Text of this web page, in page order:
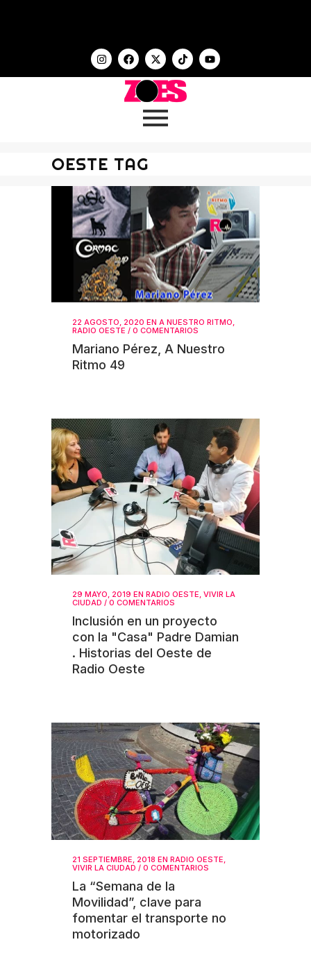
OESTE TAG
22 AGOSTO, 2020 EN A NUESTRO RITMO,
RADIO OESTE / 0 COMENTARIOS
Mariano Pérez, A Nuestro
Ritmo 49
29 MAYO, 2019 EN RADIO OESTE, VIVIR LA
CIUDAD / 0 COMENTARIOS
Inclusión en un proyecto
con la "Casa" Padre Damian
. Historias del Oeste de
Radio Oeste
21 SEPTIEMBRE, 2018 EN RADIO OESTE
VIVIR LA CIUDAD / 0 COMENTARIOS
La “Semana de la
Movilidad”, clave para
fomentar el transporte no
motorizado